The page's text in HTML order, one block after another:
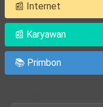
📰 Internet
📰 Karyawan
📚 Primbon